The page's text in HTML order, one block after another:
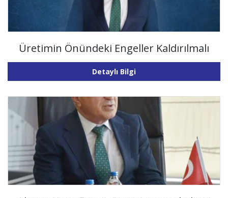
Üretimin Önündeki Engeller Kaldırılmalı
Detaylı Bilgi